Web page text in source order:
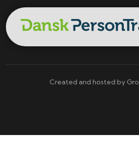
Created and hosted by